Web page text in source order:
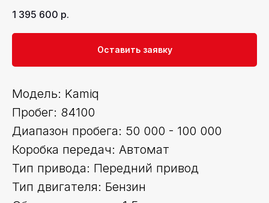
1 395 600 р.
Оставить заявку
Модель: Kamiq
Пробег: 84100
Диапазон пробега: 50 000 - 100 000
Коробка передач: Автомат
Тип привода: Передний привод
Тип двигателя: Бензин